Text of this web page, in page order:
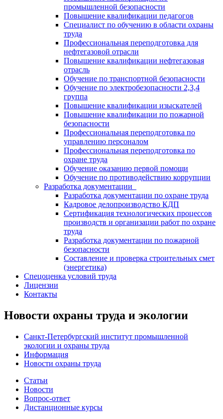
промышленной безопасности
Повышение квалификации педагогов
Специалист по обучению в области охраны
труда
Профессиональная переподготовка для
нефтегазовой отрасли
Повышение квалификации нефтегазовая
отрасль
Обучение по транспортной безопасности
Обучение по электробезопасности 2,3,4
группа
Повышение квалификации изыскателей
Повышение квалификации по пожарной
безопасности
Профессиональная переподготовка по
управлению персоналом
Профессиональная переподготовка по
охране труда
Обучение оказанию первой помощи
Обучение по противодействию коррупции
Разработка документации
Разработка документации по охране труда
Кадровое делопроизводство КДП
Сертификация технологических процессов
производств и организации работ по охране
труда
Разработка документации по пожарной
безопасности
Составление и проверка строительных смет
(энергетика)
Спецоценка условий труда
Лицензии
Контакты
Новости охраны труда и экологии
Санкт-Петербургский институт промышленной
экологии и охраны труда
Информация
Новости охраны труда
Статьи
Новости
Вопрос-ответ
Дистанционные курсы